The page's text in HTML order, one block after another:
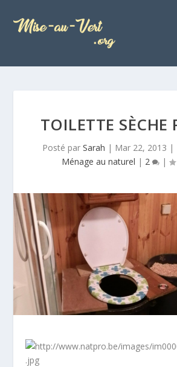
TOILETTE SÈCHE
Posté par Sarah | Mar 22, 2013 |
Ménage au naturel | 2 |